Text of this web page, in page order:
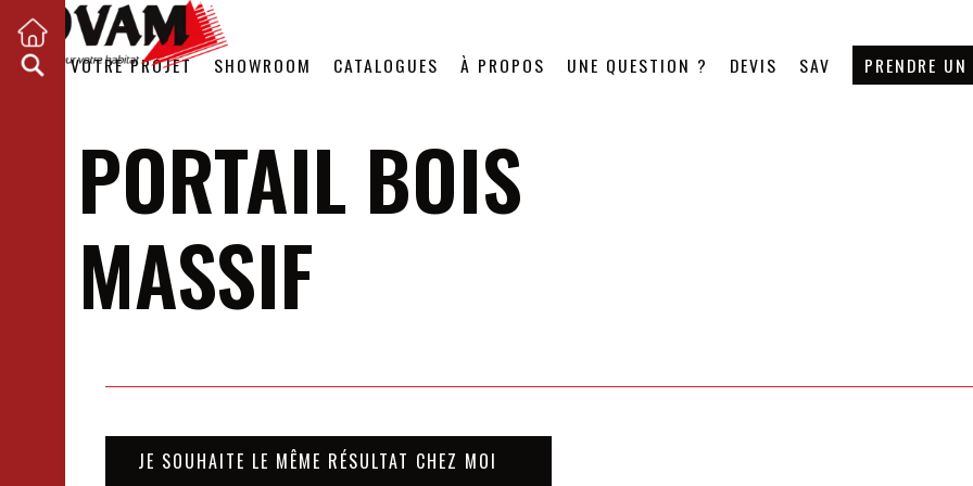
VOTRE PROJET SHOWROOM CATALOGUES À PROPOS UNE QUESTION ? DEVIS SAV PRENDRE
PORTAIL BOIS
MASSIF
JE SOUHAITE LE MÊME RÉSULTAT CHEZ MOI